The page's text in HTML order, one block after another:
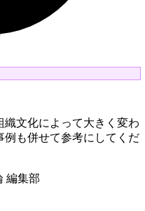
文化によって大きく変わ
例も併せて参考にしてくだ
編集部